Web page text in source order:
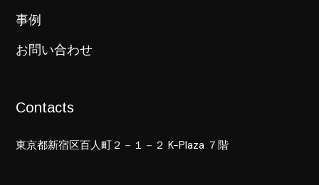
事例
お問い合わせ
Contacts
東京都新宿区百人町２－１－２ K-Plaza ７階